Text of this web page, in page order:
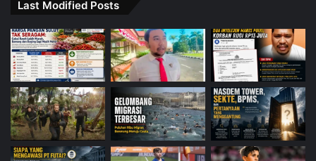
Last Modified Posts